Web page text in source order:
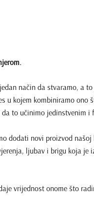
način da stvaramo, a
u kojem kombiniramo
to učinimo jedinstvenim i
dodati novi proizvod
ljubav i brigu koja je
vrijednost onome što